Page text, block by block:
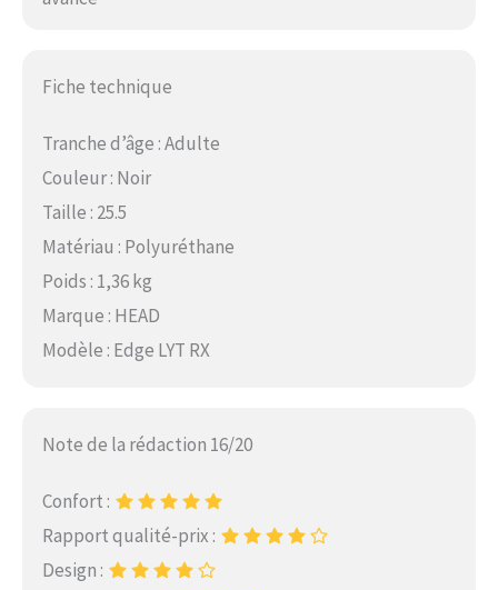
Fiche technique
Tranche d’âge : Adulte
Couleur : Noir
Taille : 25.5
Matériau : Polyuréthane
Poids : 1,36 kg
Marque : HEAD
Modèle : Edge LYT RX
Note de la rédaction 16/20
Confort :
Rapport qualité-prix :
Design :